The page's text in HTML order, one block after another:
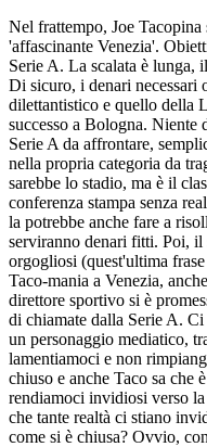
Nel frattempo, Joe
'affascinante Venezia'.
Serie A. La scalata è lunga,
Di sicuro, i denari necessari
dilettantistico e quello della
successo a Bologna. Niente
Serie A da affrontare,
nella propria categoria da
sarebbe lo stadio, ma è il
conferenza stampa senza
la potrebbe anche fare a
serviranno denari fitti. Poi, il
orgogliosi (quest'ultima
Taco-mania a Venezia,
direttore sportivo si è
di chiamate dalla Serie A.
un personaggio mediatico,
lamentiamoci e non
chiuso e anche Taco sa che
rendiamoci invidiosi verso
che tante realtà ci stiano
come si è chiusa? Ovvio,